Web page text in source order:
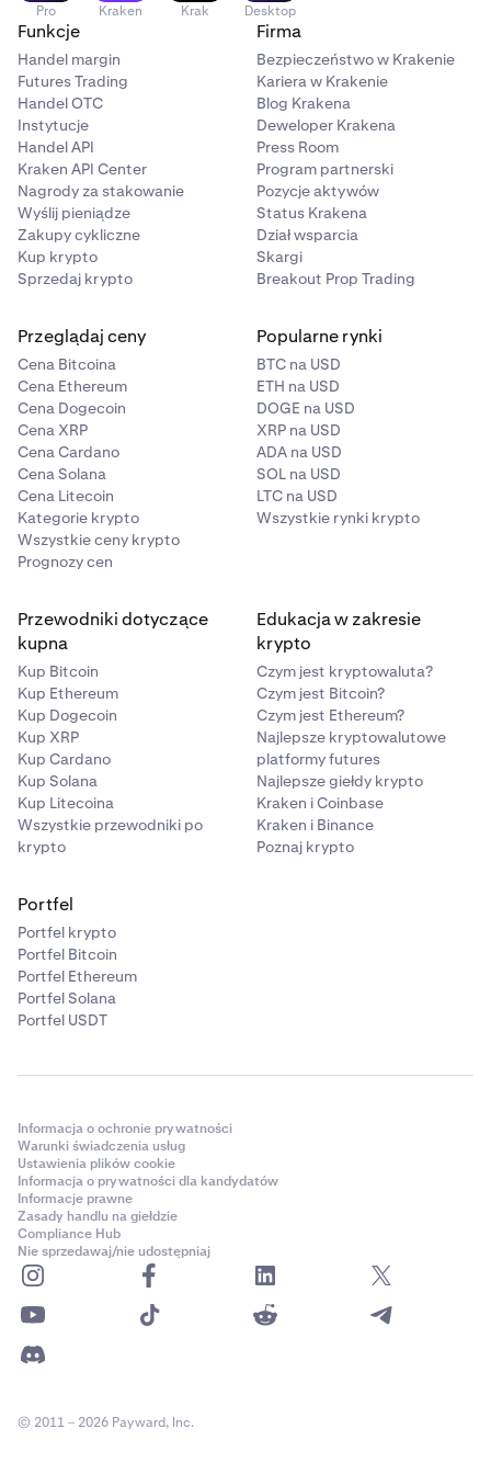
miejsc po przecinku, aby uzyskać ilość tokenów w
łańcuchu. Może to prowadzić do niewielkich zmian w
ostatecznej wyświetlanej kwocie.
Przykład:
1
Składasz zlecenie na zakup 1 TSLAx z mnożnikiem
1,3 → co odpowiada 0,76923076 tokenów w
łańcuchu.
2 To odpowiada 0,99999999 TSLAx, a nie dokładnie 1.
Pro Kraken Krak Desktop
Funkcje
Handel margin
Futures Trading
Handel OTC
Instytucje
Handel API
Kraken API Center
Nagrody za stakowanie
Wyślij pieniądze
Zakupy cykliczne
Kup krypto
Sprzedaj krypto
Firma
Bezpieczeństwo w Krakenie
Kariera w Krakenie
Blog Krakena
Deweloper Krakena
Press Room
Program partnerski
Pozycje aktywów
Status Krakena
Dział wsparcia
Skargi
Breakout Prop Trading
Przeglądaj ceny
Cena Bitcoina
Cena Ethereum
Cena Dogecoin
Cena XRP
Cena Cardano
Cena Solana
Cena Litecoin
Kategorie krypto
Wszystkie ceny krypto
Prognozy cen
Popularne rynki
BTC na USD
ETH na USD
DOGE na USD
XRP na USD
ADA na USD
SOL na USD
LTC na USD
Wszystkie rynki krypto
Przewodniki dotyczące
kupna
Kup Bitcoin
Kup Ethereum
Kup Dogecoin
Kup XRP
Kup Cardano
Kup Solana
Kup Litecoina
Wszystkie przewodniki po
krypto
Edukacja w zakresie
krypto
Czym jest kryptowaluta?
Czym jest Bitcoin?
Czym jest Ethereum?
Najlepsze kryptowalutowe
platformy futures
Najlepsze giełdy krypto
Kraken i Coinbase
Kraken i Binance
Poznaj krypto
Portfel
Portfel krypto
Portfel Bitcoin
Portfel Ethereum
Portfel Solana
Portfel USDT
Informacja o ochronie prywatności
Warunki świadczenia usług
Ustawienia plików cookie
Informacja o prywatności dla kandydatów
Informacje prawne
Zasady handlu na giełdzie
Compliance Hub
Nie sprzedawaj/nie udostępniaj
© 2011 – 2026 Payward, Inc.